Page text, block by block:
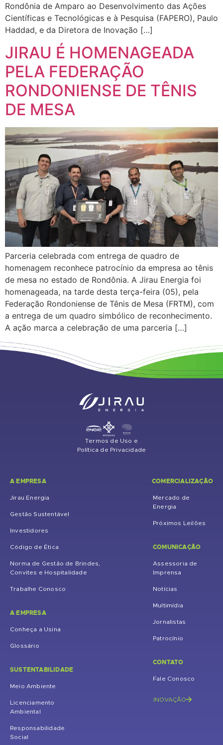
Rondônia de Amparo ao Desenvolvimento das Ações
Científicas e Tecnológicas e à Pesquisa (FAPERO), Paulo
Haddad, e da Diretora de Inovação […]
JIRAU É HOMENAGEADA
PELA FEDERAÇÃO
RONDONIENSE DE TÊNIS
DE MESA
Parceria celebrada com entrega de quadro de
homenagem reconhece patrocínio da empresa ao tênis
de mesa no estado de Rondônia. A Jirau Energia foi
homenageada, na tarde desta terça-feira (05), pela
Federação Rondoniense de Tênis de Mesa (FRTM), com
a entrega de um quadro simbólico de reconhecimento.
A ação marca a celebração de uma parceria […]
Termos de Uso e
Política de Privacidade
A EMPRESA
Jirau Energia
Gestão Sustentável
Investidores
Código de Ética
Norma de Gestão de Brindes,
Convites e Hospitalidade
Trabalhe Conosco
A EMPRESA
Conheça a Usina
Glossário
SUSTENTABILIDADE
Meio Ambiente
Licenciamento
Ambiental
Responsabilidade
Social
COMERCIALIZAÇÃO
Mercado de
Energia
Próximos Leilões
COMUNICAÇÃO
Assessoria de
Imprensa
Notícias
Multimídia
Jornalistas
Patrocínio
CONTATO
Fale Conosco
INOVAÇÃO